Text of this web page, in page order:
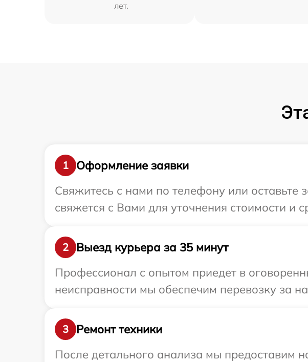
лет.
1
Оформление заявки
Свяжитесь с нами по телефону или оставьте
свяжется с Вами для уточнения стоимости и
2
Выезд курьера за 35 минут
Профессионал с опытом приедет в
неисправности мы обеспечим перевозку за
3
Ремонт техники
После детального анализа мы предоставим